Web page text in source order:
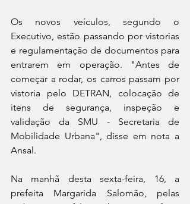
Os novos veículos, segundo o
Executivo, estão passando por vistorias
e regulamentação de documentos para
entrarem em operação. "Antes de
começar a rodar, os carros passam por
vistoria pelo DETRAN, colocação de
itens de segurança, inspeção e
validação da SMU - Secretaria de
Mobilidade Urbana", disse em nota a
Ansal.
Na manhã desta sexta-feira, 16, a
prefeita Margarida Salomão, pelas